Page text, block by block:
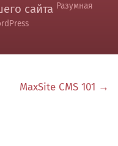
сайта Разумная
MaxSite CMS 101 →